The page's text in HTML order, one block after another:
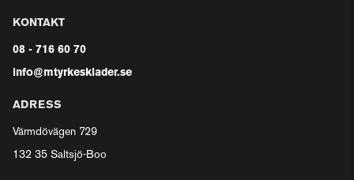
KONTAKT
08 - 716 60 70
info@mtyrkesklader.se
ADRESS
Värmdövägen 729
132 35 Saltsjö-Boo